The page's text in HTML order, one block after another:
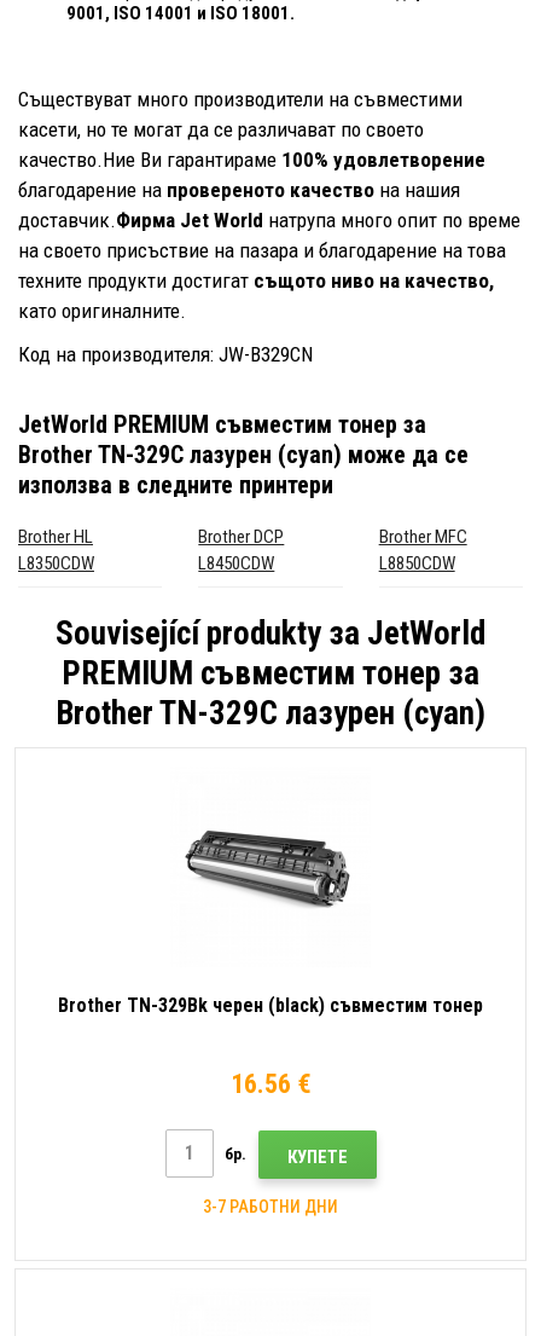
9001, ISO 14001 и ISO 18001.
Съществуват много производители на съвместими
касети, но те могат да се различават по своето
качество.Ние Ви гарантираме 100% удовлетворение
благодарение на провереното качество на нашия
доставчик.Фирма Jet World натрупа много опит по време
на своето присъствие на пазара и благодарение на това
техните продукти достигат същото ниво на качество,
като оригиналните.
Код на производителя: JW-B329CN
JetWorld PREMIUM съвместим тонер за
Brother TN-329C лазурен (cyan) може да се
използва в следните принтери
Brother HL
L8350CDW
Brother DCP
L8450CDW
Brother MFC
L8850CDW
Související produkty за JetWorld
PREMIUM съвместим тонер за
Brother TN-329C лазурен (cyan)
Brother TN-329Bk черен (black) съвместим тонер
16.56 €
бр. КУПЕТЕ
3-7 РАБОТНИ ДНИ